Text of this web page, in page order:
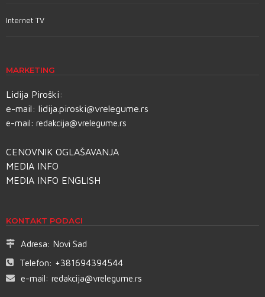
Internet TV
MARKETING
Lidija Piroški:
e-mail: lidija.piroski@vrelegume.rs
e-mail: redakcija@vrelegume.rs
CENOVNIK OGLAŠAVANJA
MEDIA INFO
MEDIA INFO ENGLISH
KONTAKT PODACI
Adresa: Novi Sad
Telefon: +381694394544
e-mail: redakcija@vrelegume.rs